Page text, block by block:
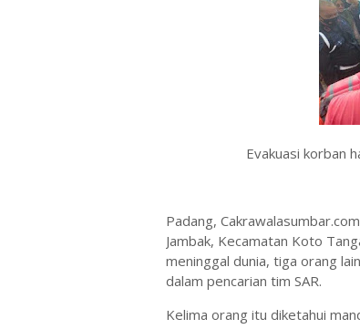
Evakuasi korban
Padang,
Jambak, Kecamatan Koto
meninggal dunia, tiga orang
dalam pencarian tim SAR.
Kelima orang itu diketahui